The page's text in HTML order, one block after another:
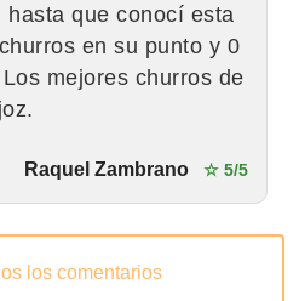
hasta que conocí esta
en su punto y 0
mejores churros de
Raquel Zambrano ☆ 5/5
los comentarios